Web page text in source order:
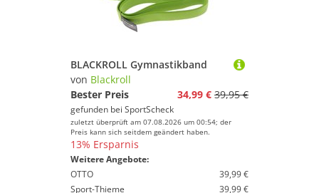
BLACKROLL Gymnastikband
von Blackroll
Bester Preis
34,99 € 39,95 €
gefunden bei SportScheck
zuletzt überprüft am 07.08.2026 um 00:54; der
Preis kann sich seitdem geändert haben.
13% Ersparnis
Weitere Angebote:
OTTO
39,99 €
Sport-Thieme
39,99 €